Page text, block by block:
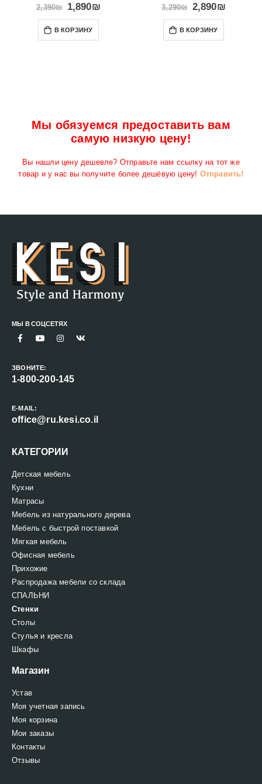
2,390₪ 1,890₪
В КОРЗИНУ
3,290₪ 2,890₪
В КОРЗИНУ
Мы обязуемся предоставить вам
самую низкую цену!
Вы нашли цену дешевле? Отправьте нам ссылку на тот же
товар и у нас вы получите более дешёвую цену! Отправить!
МЫ В СОЦСЕТЯХ
ЗВОНИТЕ:
1-800-200-145
E-MAIL:
office@ru.kesi.co.il
КАТЕГОРИИ
Детская мебель
Кухни
Матрасы
Мебель из натурального дерева
Мебель с быстрой поставкой
Мягкая мебель
Офисная мебель
Прихожие
Распродажа мебели со склада
СПАЛЬНИ
Стенки
Столы
Стулья и кресла
Шкафы
Магазин
Устав
Моя учетная запись
Моя корзина
Мои заказы
Контакты
Отзывы